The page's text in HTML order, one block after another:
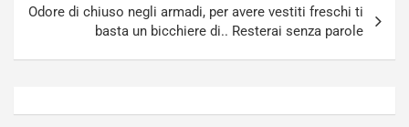
Odore di chiuso negli armadi, per avere vestiti freschi ti
basta un bicchiere di.. Resterai senza parole